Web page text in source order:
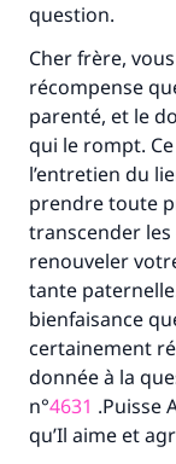
question.
Cher frère,
récompense
parenté, et le
qui le rompt.
l’entretien du
prendre toute
transcender les
renouveler
tante
bienfaisance
certainement
donnée à la
n°4631 .Puisse
qu’Il aime et